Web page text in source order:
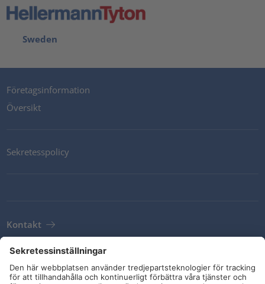
Sweden
Företagsinformation
Översikt
Sekretesspolicy
Kontakt